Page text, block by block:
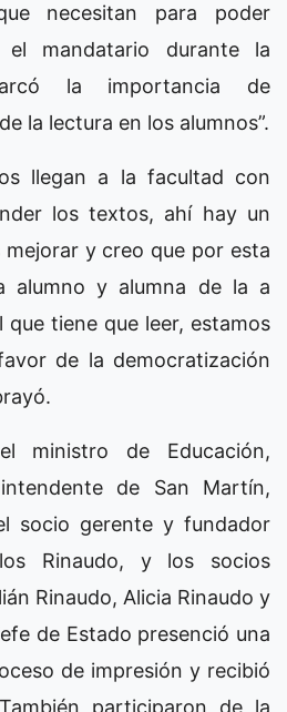
necesitan para poder
el mandatario durante la
la importancia de
la lectura en los alumnos”.
llegan a la facultad con
los textos, ahí hay un
y creo que por esta
alumno y alumna de la a
tiene que leer, estamos
de la democratización
ministro de Educación,
de San Martín,
socio gerente y fundador
Rinaudo, y los socios
Rinaudo, Alicia Rinaudo y
de Estado presenció una
de impresión y recibió